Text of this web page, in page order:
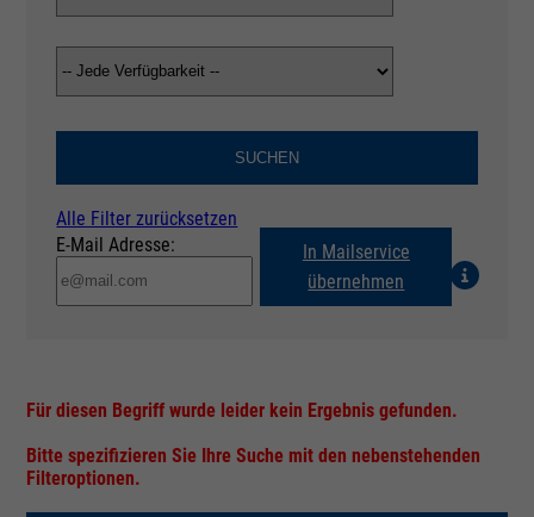
SUCHEN
Alle Filter zurücksetzen
E-Mail Adresse:
In Mailservice
übernehmen
Für diesen Begriff wurde leider kein Ergebnis gefunden.
Bitte spezifizieren Sie Ihre Suche mit den nebenstehenden
Filteroptionen.